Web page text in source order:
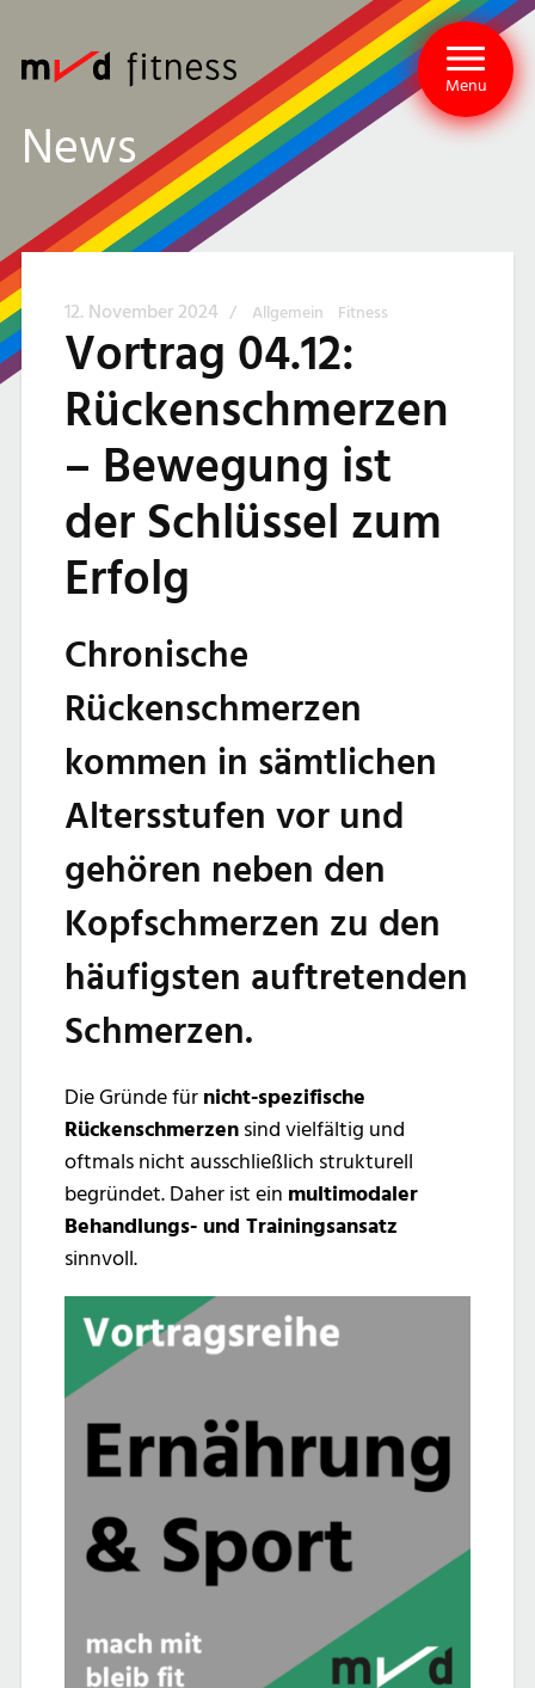
Menu
News
12. November 2024 / Allgemein Fitness
Vortrag 04.12:
Rückenschmerzen
– Bewegung ist
der Schlüssel zum
Erfolg
Chronische
Rückenschmerzen
kommen in sämtlichen
Altersstufen vor und
gehören neben den
Kopfschmerzen zu den
häufigsten auftretenden
Schmerzen.
Die Gründe für nicht-spezifische
Rückenschmerzen sind vielfältig und
oftmals nicht ausschließlich strukturell
begründet. Daher ist ein multimodaler
Behandlungs- und Trainingsansatz
sinnvoll.